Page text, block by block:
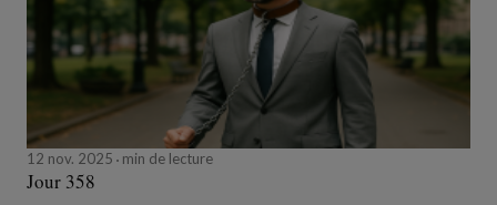
12 nov. 2025 min de lecture
Jour 358